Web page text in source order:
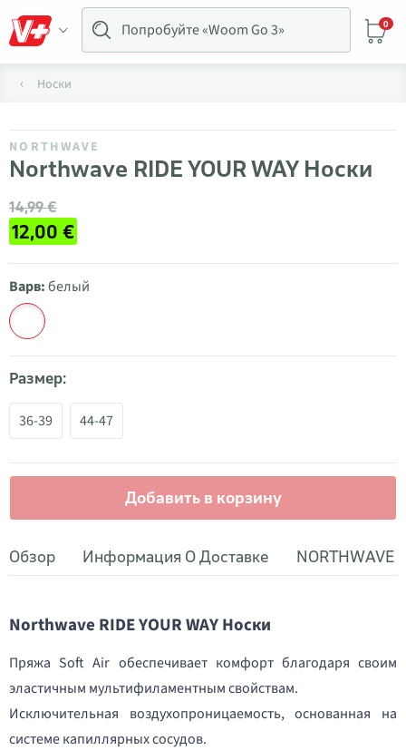
0
Носки
NORTHWAVE
Northwave RIDE YOUR WAY Носки
14,99 €
12,00 €
Варв:белый
Размер:
36-39 44-47
Добавить в корзину
Обзор Информация О Доставке NORTHWAVE
Northwave RIDE YOUR WAY Носки
Пряжа Soft Air обеспечивает комфорт благодаря своим
эластичным мультифиламентным свойствам.
Исключительная воздухопроницаемость, основанная на
системе капиллярных сосудов.